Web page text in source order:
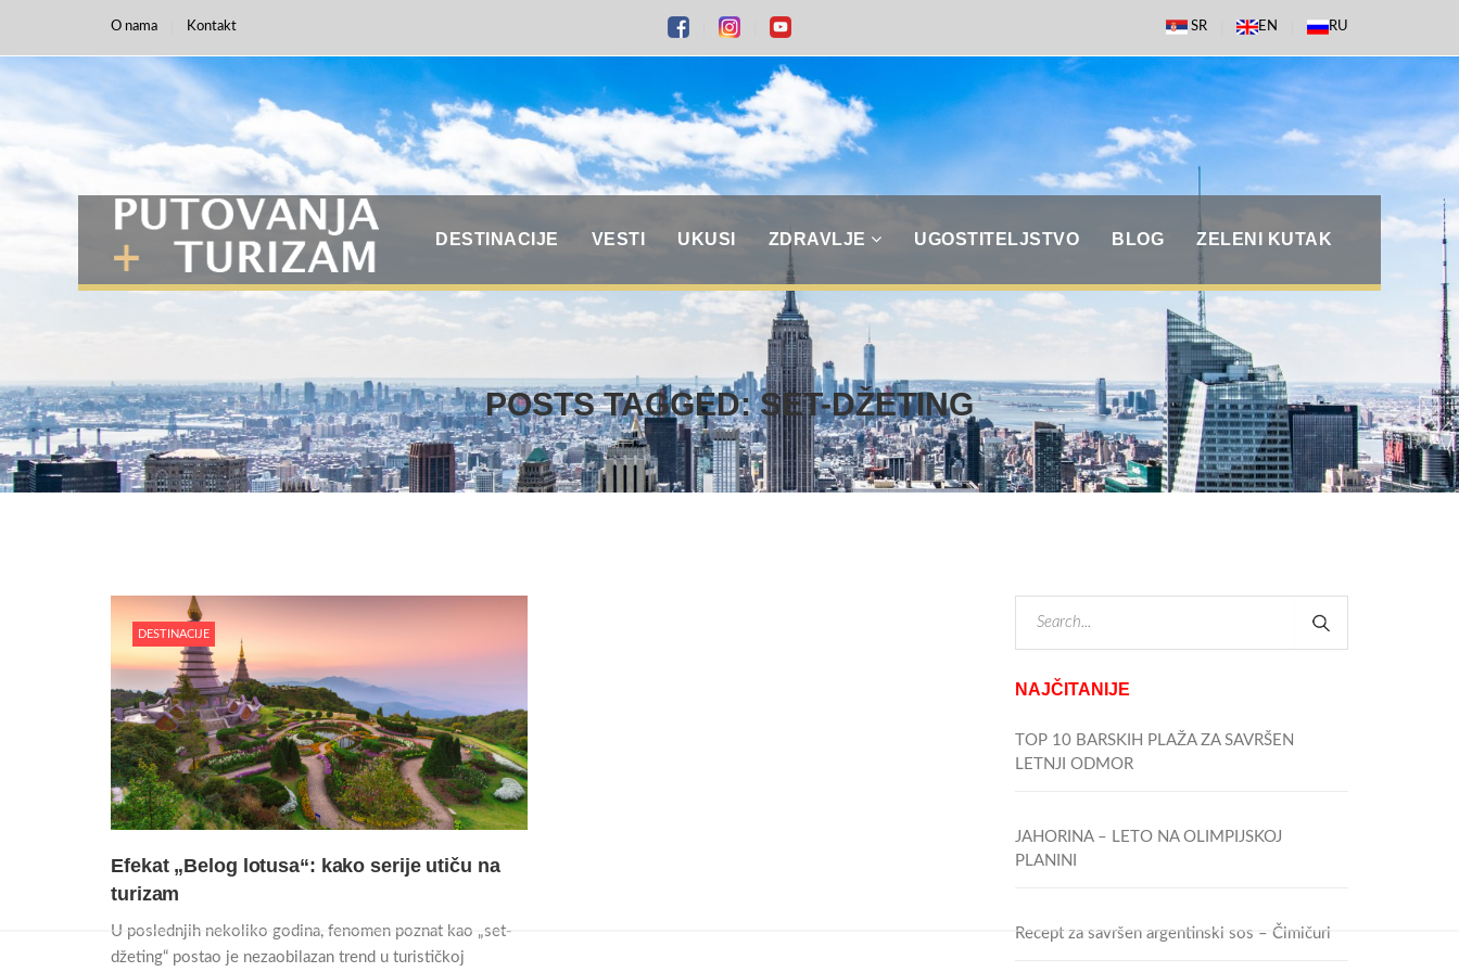
O nama Kontakt SR EN RU
DESTINACIJE VESTI UKUSI ZDRAVLJE UGOSTITELJSTVO BLOG ZELENI KUTAK
POSTS TAGGED: SET-DŽETING
DESTINACIJE
Efekat „Belog lotusa“: kako serije utiču na
turizam
U poslednjih nekoliko godina, fenomen poznat kao „set-
džeting“ postao je nezaobilazan trend u turističkoj
NAJČITANIJE
TOP 10 BARSKIH PLAŽA ZA SAVRŠEN
LETNJI ODMOR
JAHORINA – LETO NA OLIMPIJSKOJ
PLANINI
Recept za savršen argentinski sos – Čimičuri